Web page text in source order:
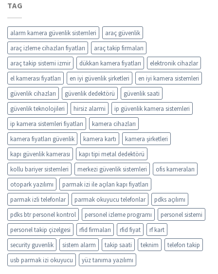
TAG
alarm kamera güvenlik sistemleri
araç güvenlik
araç izleme cihazları fiyatları
araç takip firmaları
araç takip sistemi izmir
dükkan kamera fiyatları
elektronik cihazlar
el kamerası fiyatları
en iyi güvenlik şirketleri
en iyi kamera sistemleri
güvenlik cihazları
güvenlik dedektörü
güvenlik saati
güvenlik teknolojileri
hirsiz alarmi
ip güvenlik kamera sistemleri
ip kamera sistemleri fiyatları
kamera cihazları
kamera fiyatları güvenlik
kamera kartı
kamera şirketleri
kapı güvenlik kamerası
kapı tipi metal dedektörü
kollu bariyer sistemleri
merkezi güvenlik sistemleri
ofis kameraları
otopark yazılımı
parmak izi ile açılan kapı fiyatları
parmak izli telefonlar
parmak okuyucu telefonlar
pdks açılımı
pdks btr personel kontrol
personel izleme programı
personel sistemi
personel takip çizelgesi
rfid firmaları rfid fiyat
rf kart
security guvenlik
sistem alarm takip saati teknim
telefon takip
usb parmak izi okuyucu
yüz tanıma yazılımı